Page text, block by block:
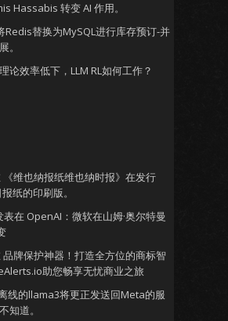
Hassabis 转变 AI 作用。
Redis替换为MySQL进行库存预订-并
。
论效率低下，LLM RL如何工作？
《维也纳报纸维也纳时报》在发行
纸的印刷版。
表在 OpenAI：微软在山姆·奥尔特曼
品牌保护神器！打造全方位的商标智
助您畅享无忧商业之旅
线的llama3将更正发送回Meta的服
知道。